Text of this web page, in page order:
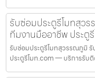
รับซ่อมประตูรีโมทสุว
ทีมงานมืออาชีพ ประตู
รับซ่อมประตูรีโมทสุวรรณภูมิ
ประตูรีโมท.com — บริการรับ